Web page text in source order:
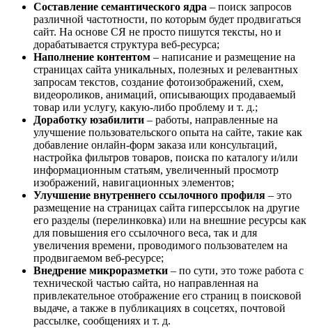
Составление семантического ядра – поиск запросов
различной частотности, по которым будет продвигаться
сайт. На основе СЯ не просто пишутся тексты, но и
дорабатывается структура веб-ресурса;
Наполнение контентом – написание и размещение на
страницах сайта уникальных, полезных и релевантных
запросам текстов, создание фотоизображений, схем,
видеороликов, анимаций, описывающих продаваемый
товар или услугу, какую-либо проблему и т. д.;
Доработку юзабилити – работы, направленные на
улучшение пользовательского опыта на сайте, такие как
добавление онлайн-форм заказа или консультаций,
настройка фильтров товаров, поиска по каталогу и/или
информационным статьям, увеличенный просмотр
изображений, навигационных элементов;
Улучшение внутреннего ссылочного профиля – это
размещение на страницах сайта гиперссылок на другие
его разделы (перелинковка) или на внешние ресурсы как
для повышения его ссылочного веса, так и для
увеличения времени, проводимого пользователем на
продвигаемом веб-ресурсе;
Внедрение микроразметки – по сути, это тоже работа с
технической частью сайта, но направленная на
привлекательное отображение его страниц в поисковой
выдаче, а также в публикациях в соцсетях, почтовой
рассылке, сообщениях и т. д.